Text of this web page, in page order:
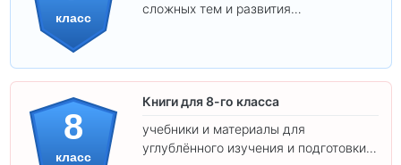
класс
сложных тем и развития
8
класс
Книги для 8-го класса
учебники и материалы для
углублённого изучения и подготовки к